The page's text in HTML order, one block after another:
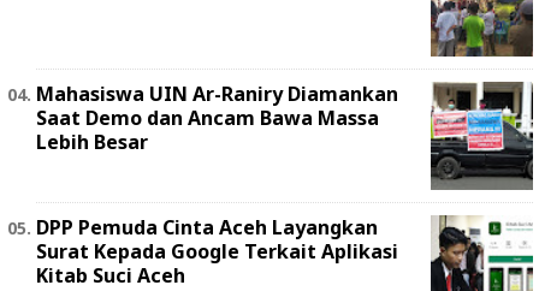
Mahasiswa UIN Ar-Raniry Diamankan
Saat Demo dan Ancam Bawa Massa
Lebih Besar
DPP Pemuda Cinta Aceh Layangkan
Surat Kepada Google Terkait Aplikasi
Kitab Suci Aceh